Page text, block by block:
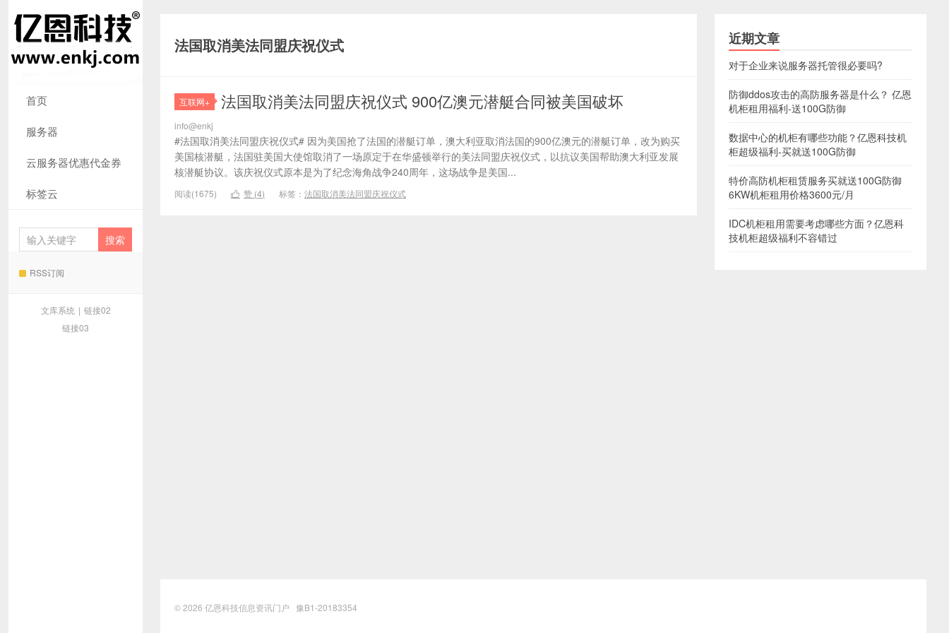
首页
服务器
云服务器优惠代金券
标签云
RSS订阅
文库系统 | 链接02
链接03
法国取消美法同盟庆祝仪式
互联网+ 法国取消美法同盟庆祝仪式 900亿澳元潜艇合同被美国破坏
info@enkj
#法国取消美法同盟庆祝仪式# 因为美国抢了法国的潜艇订单，澳大利亚取消法国的900亿澳元的潜艇订单，改为购买
美国核潜艇，法国驻美国大使馆取消了一场原定于在华盛顿举行的美法同盟庆祝仪式，以抗议美国帮助澳大利亚发展
核潜艇协议。该庆祝仪式原本是为了纪念海角战争240周年，这场战争是美国...
阅读(1675)  赞 (4) 标签： 法国取消美法同盟庆祝仪式
近期文章
对于企业来说服务器托管很必要吗?
防御ddos攻击的高防服务器是什么？ 亿恩
机柜租用福利-送100G防御
数据中心的机柜有哪些功能？亿恩科技机
柜超级福利-买就送100G防御
特价高防机柜租赁服务买就送100G防御
6KW机柜租用价格3600元/月
IDC机柜租用需要考虑哪些方面？亿恩科
技机柜超级福利不容错过
© 2026 亿恩科技信息资讯门户 豫B1-20183354